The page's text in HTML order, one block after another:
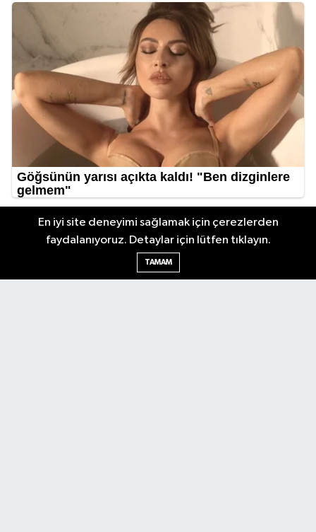
En iyi site deneyimi sağlamak için çerezlerden
faydalanıyoruz. Detaylar için lütfen tıklayın.
TAMAM